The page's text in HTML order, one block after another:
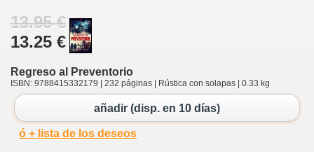
13.95 €
13.25 €
Regreso al Preventorio
ISBN: 9788415332179 | 232 páginas | Rústica con solapas | 0.33 kg
añadir (disp. en 10 días)
ó + lista de los deseos